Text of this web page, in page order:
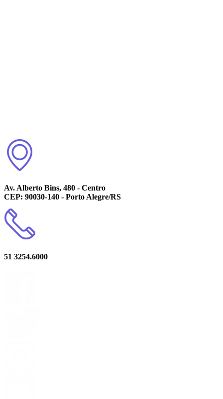
Av. Alberto Bins, 480 - Centro
CEP: 90030-140 - Porto Alegre/RS
51 3254.6000